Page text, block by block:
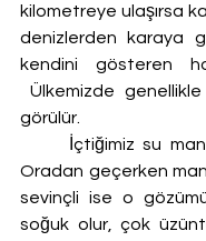
kilometreye ulaşırsa
denizlerden karaya
kendini gösteren
Ülkemizde genellikle
görülür.
Oradan geçerken
sevinçli ise o
soğuk olur, çok